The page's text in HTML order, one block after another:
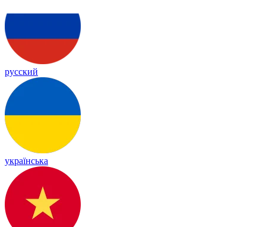
русский
українська